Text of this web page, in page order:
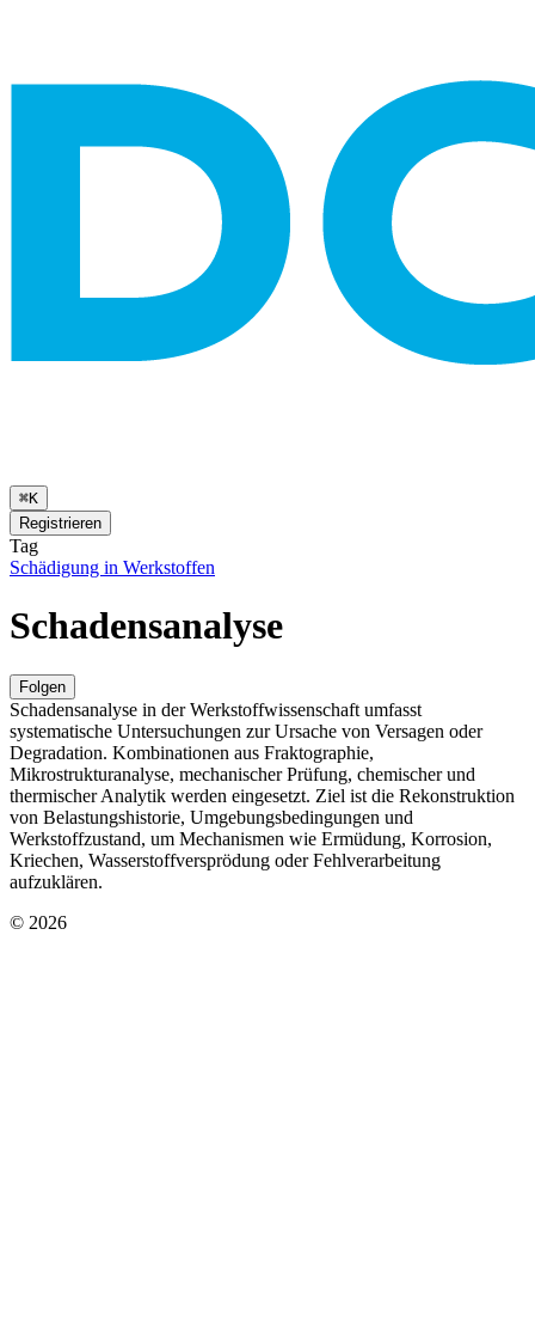
⌘K
Registrieren
Tag
Schädigung in Werkstoffen
Schadensanalyse
Folgen
Schadensanalyse in der Werkstoffwissenschaft umfasst
systematische Untersuchungen zur Ursache von Versagen oder
Degradation. Kombinationen aus Fraktographie,
Mikrostrukturanalyse, mechanischer Prüfung, chemischer und
thermischer Analytik werden eingesetzt. Ziel ist die Rekonstruktion
von Belastungshistorie, Umgebungsbedingungen und
Werkstoffzustand, um Mechanismen wie Ermüdung, Korrosion,
Kriechen, Wasserstoffversprödung oder Fehlverarbeitung
aufzuklären.
© 2026